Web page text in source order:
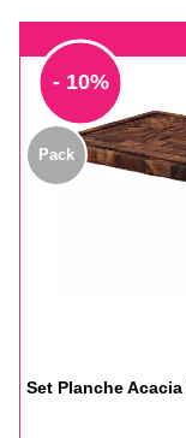
- 10%
Set Planche
Pack